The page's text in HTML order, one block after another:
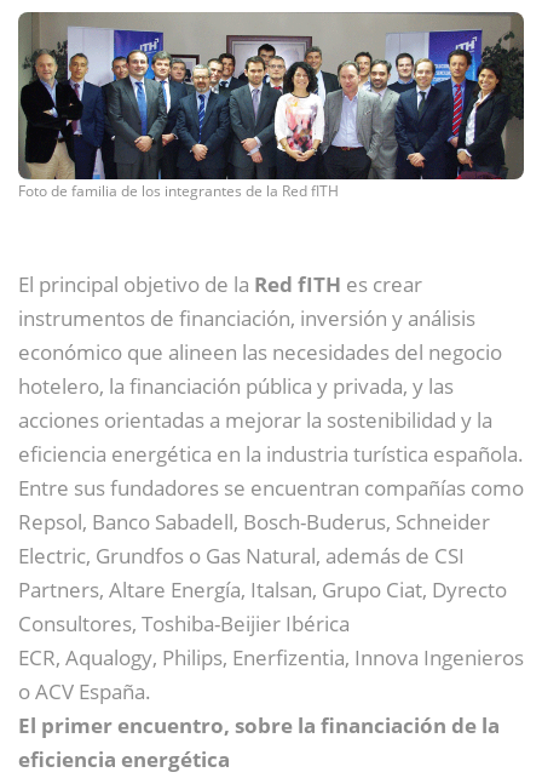
Foto de familia de los integrantes de la Red fITH
El principal objetivo de la Red fITH es crear
instrumentos de financiación, inversión y análisis
económico que alineen las necesidades del negocio
hotelero, la financiación pública y privada, y las
acciones orientadas a mejorar la sostenibilidad y la
eficiencia energética en la industria turística española.
Entre sus fundadores se encuentran compañías como
Repsol, Banco Sabadell, Bosch-Buderus, Schneider
Electric, Grundfos o Gas Natural, además de CSI
Partners, Altare Energía, Italsan, Grupo Ciat, Dyrecto
Consultores, Toshiba-Beijier Ibérica
ECR, Aqualogy, Philips, Enerfizentia, Innova Ingenieros
o ACV España.
El primer encuentro, sobre la financiación de la
eficiencia energética